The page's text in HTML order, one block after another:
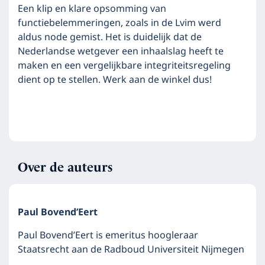
Een klip en klare opsomming van
functiebelemmeringen, zoals in de Lvim werd
aldus node gemist. Het is duidelijk dat de
Nederlandse wetgever een inhaalslag heeft te
maken en een vergelijkbare integriteitsregeling
dient op te stellen. Werk aan de winkel dus!
Over de auteurs
Paul Bovend’Eert
Paul Bovend’Eert is emeritus hoogleraar
Staatsrecht aan de Radboud Universiteit Nijmegen